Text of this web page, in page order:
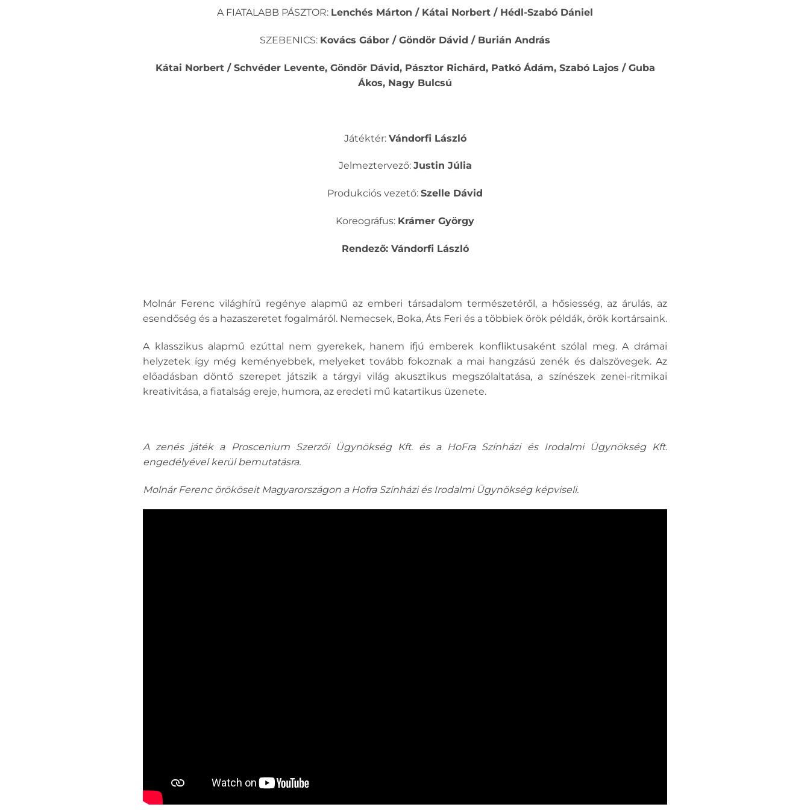
A FIATALABB PÁSZTOR: Lenchés Márton / Kátai Norbert / Hédl-Szabó Dániel
SZEBENICS: Kovács Gábor / Göndör Dávid / Burián András
Kátai Norbert / Schvéder Levente, Göndör Dávid, Pásztor Richárd, Patkó Ádám, Szabó Lajos / Guba
Ákos, Nagy Bulcsú
Játéktér: Vándorfi László
Jelmeztervező: Justin Júlia
Produkciós vezető: Szelle Dávid
Koreográfus: Krámer György
Rendező: Vándorfi László
Molnár Ferenc világhírű regénye alapmű az emberi társadalom természetéről, a hősiesség, az árulás, az
esendőség és a hazaszeretet fogalmáról. Nemecsek, Boka, Áts Feri és a többiek örök példák, örök kortársaink.
A klasszikus alapmű ezúttal nem gyerekek, hanem ifjú emberek konfliktusaként szólal meg. A drámai
helyzetek így még keményebbek, melyeket tovább fokoznak a mai hangzású zenék és dalszövegek. Az
előadásban döntő szerepet játszik a tárgyi világ akusztikus megszólaltatása, a színészek zenei-ritmikai
kreativitása, a fiatalság ereje, humora, az eredeti mű katartikus üzenete.
A zenés játék a Proscenium Szerzői Ügynökség Kft. és a HoFra Színházi és Irodalmi Ügynökség Kft.
engedélyével kerül bemutatásra.
Molnár Ferenc örököseit Magyarországon a Hofra Színházi és Irodalmi Ügynökség képviseli.